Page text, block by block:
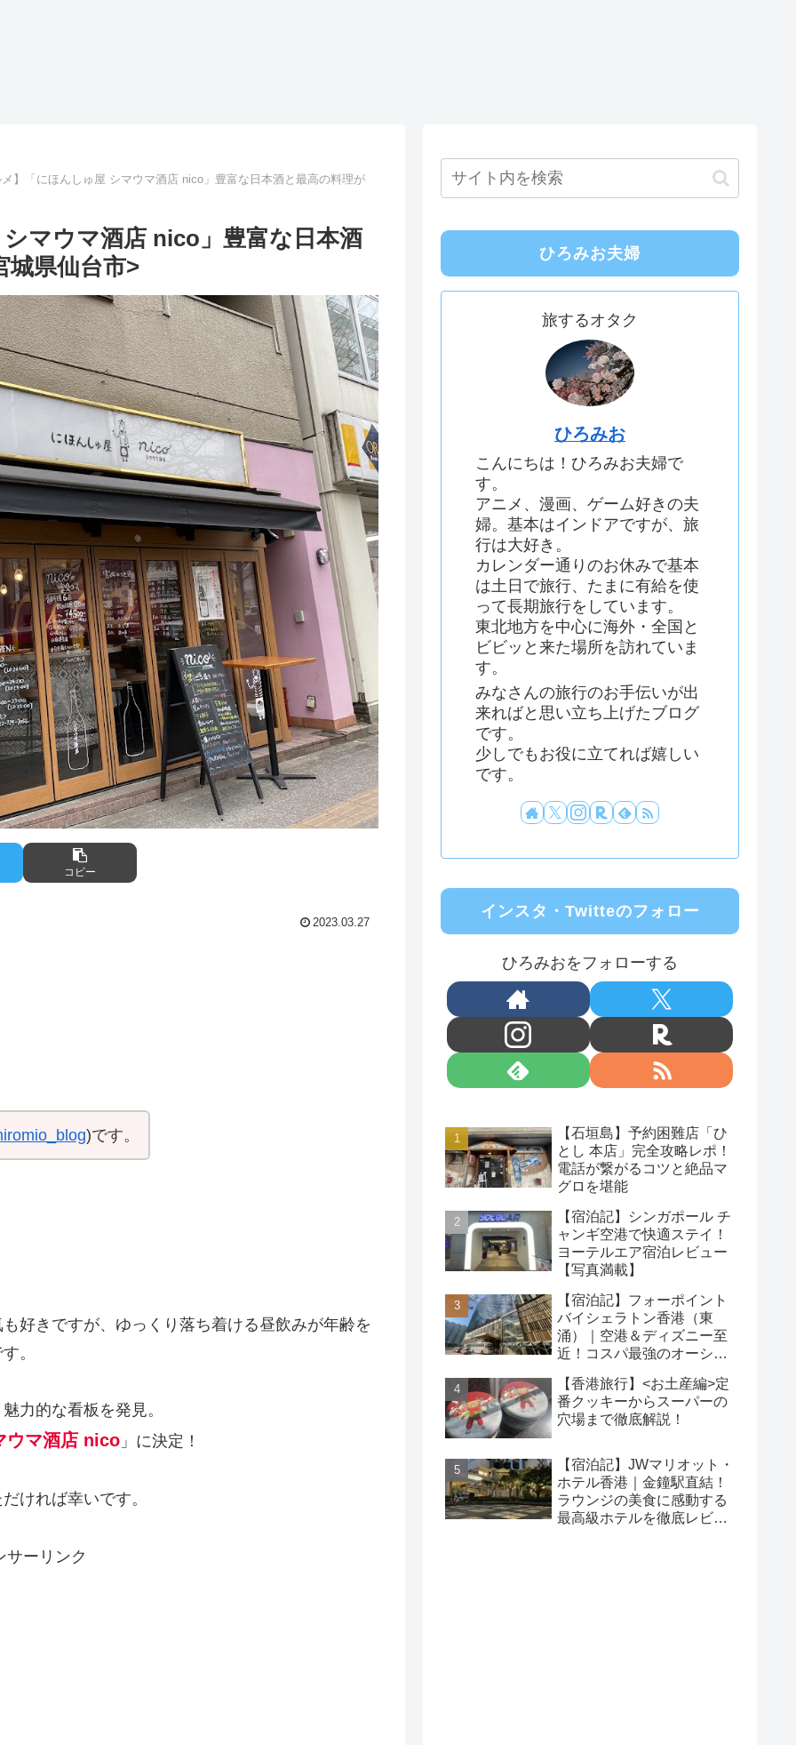
メ】「にほんしゅ屋 シマウマ酒店 nico」豊富な日本酒と最高の料理が
マウマ酒店 nico」豊富な日本酒
城県仙台市>
コピー
2023.03.27
)です。
も好きですが、ゆっくり落ち着ける昼飲みが年齢を
。
力的な看板を発見。
ウマ酒店 nico 」に決定！
ければ幸いです。
サーリンク
ひろみお夫婦
旅するオタク
ひろみお
こんにちは！ひろみお夫婦で
す。
アニメ、漫画、ゲーム好きの夫
婦。基本はインドアですが、旅
行は大好き。
カレンダー通りのお休みで基本
は土日で旅行、たまに有給を使
って長期旅行をしています。
東北地方を中心に海外・全国と
ビビッと来た場所を訪れていま
す。
みなさんの旅行のお手伝いが出
来ればと思い立ち上げたブログ
です。
少しでもお役に立てれば嬉しい
です。
インスタ・Twitteのフォロー
ひろみおをフォローする
【石垣島】予約困難店「ひ
とし 本店」完全攻略レポ！
電話が繋がるコツと絶品マ
グロを堪能
【宿泊記】シンガポール チ
ャンギ空港で快適ステイ！
ヨーテルエア宿泊レビュー
【写真満載】
【宿泊記】フォーポイント
バイシェラトン香港（東
涌）｜空港＆ディズニー至
近！コスパ最強のオーシャ
ュー
【香港旅行】<お土産編>定
番クッキーからスーパーの
穴場まで徹底解説！
【宿泊記】JWマリオット・
ホテル香港｜金鐘駅直結！
ラウンジの美食に感動する
最高級ホテルを徹底レビュ